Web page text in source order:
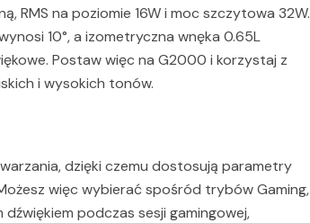
RMS na poziomie 16W i moc szczytowa 32W.
10°, a izometryczna wnęka 0.65L
Postaw więc na G2000 i korzystaj z
i wysokich tonów.
dzięki czemu dostosują parametry
więc wybierać spośród trybów Gaming,
podczas sesji gamingowej,